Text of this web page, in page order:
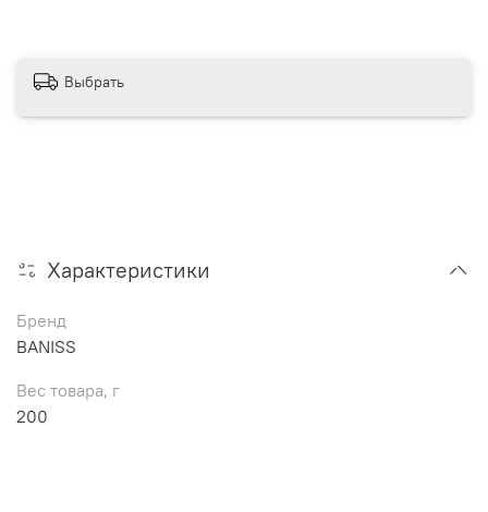
Выбрать
Характеристики
Бренд
BANISS
Вес товара, г
200